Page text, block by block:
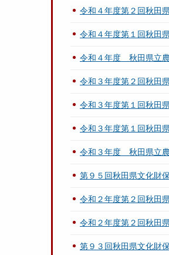
令和４年度第２回秋田
令和４年度第１回秋田
令和４年度 秋田県立
令和３年度第２回秋田
令和３年度第１回秋田
令和３年度第１回秋田
令和３年度 秋田県立農
第９５回秋田県文化財
令和２年度第２回秋田
令和２年度第２回秋田
第９３回秋田県文化財